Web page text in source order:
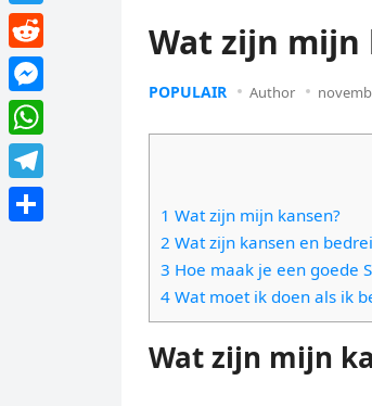
Wat zijn mijn
POPULAIR Author
1 Wat zijn mijn kansen?
2 Wat zijn kansen en
3 Hoe maak je een goede
4 Wat moet ik doen als ik
Wat zijn mijn
a
c
e
b
o
o
k
T
w
i
t
t
e
R
e
d
d
M
e
s
s
W
h
a
T